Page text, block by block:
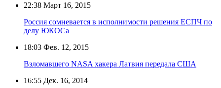
22:38 Март 16, 2015
Россия сомневается в исполнимости решения ЕСПЧ по
делу ЮКОСа
18:03 Фев. 12, 2015
Взломавшего NASA хакера Латвия передала США
16:55 Дек. 16, 2014